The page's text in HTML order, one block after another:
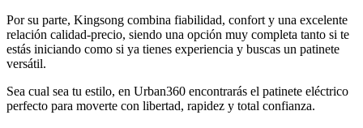
Por su parte, Kingsong combina fiabilidad, confort y una excelente
relación calidad-precio, siendo una opción muy completa tanto si te
estás iniciando como si ya tienes experiencia y buscas un patinete
versátil.
Sea cual sea tu estilo, en Urban360 encontrarás el patinete eléctrico
perfecto para moverte con libertad, rapidez y total confianza.